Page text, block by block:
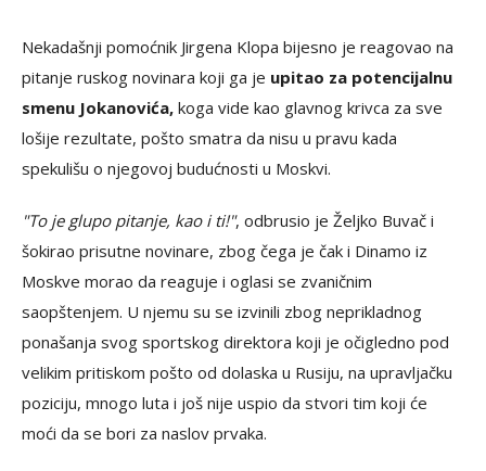
Nekadašnji pomoćnik Jirgena Klopa bijesno je reagovao na
pitanje ruskog novinara koji ga je upitao za potencijalnu
smenu Jokanovića, koga vide kao glavnog krivca za sve
lošije rezultate, pošto smatra da nisu u pravu kada
spekulišu o njegovoj budućnosti u Moskvi.
"To je glupo pitanje, kao i ti!", odbrusio je Željko Buvač i
šokirao prisutne novinare, zbog čega je čak i Dinamo iz
Moskve morao da reaguje i oglasi se zvaničnim
saopštenjem. U njemu su se izvinili zbog neprikladnog
ponašanja svog sportskog direktora koji je očigledno pod
velikim pritiskom pošto od dolaska u Rusiju, na upravljačku
poziciju, mnogo luta i još nije uspio da stvori tim koji će
moći da se bori za naslov prvaka.